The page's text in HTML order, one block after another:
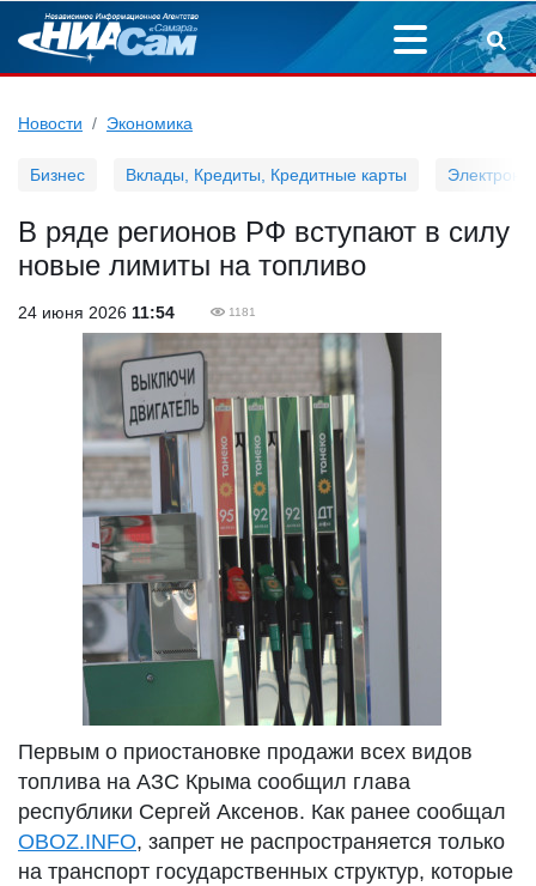
Новости Экономика
Бизнес Вклады, Кредиты, Кредитные карты
В ряде регионов РФ вступают в силу
новые лимиты на топливо
24 июня 2026 11:54 1181
Первым о приостановке продажи всех видов
топлива на АЗС Крыма сообщил глава
республики Сергей Аксенов. Как ранее сообщал
OBOZ.INFO, запрет не распространяется только
на транспорт государственных структур, которые